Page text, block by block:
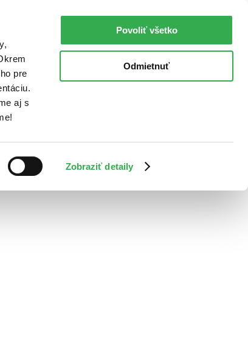
pre
aj s
Zobraziť detaily
Povoliť všetko
Odmietnuť